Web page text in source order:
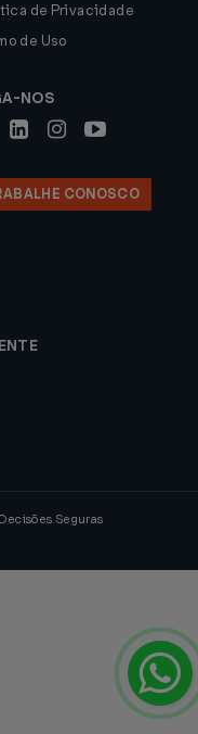
de Privacidade
de Uso
NOS
CONOSCO
Seguras